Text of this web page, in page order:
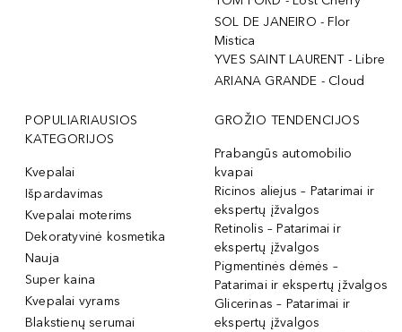
SOL DE JANEIRO - Flor
Mistica
YVES SAINT LAURENT - Libre
ARIANA GRANDE - Cloud
POPULIARIAUSIOS
KATEGORIJOS
Kvepalai
Išpardavimas
Kvepalai moterims
Dekoratyvinė kosmetika
Nauja
Super kaina
Kvepalai vyrams
Blakstienų serumai
GROŽIO TENDENCIJOS
Prabangūs automobilio
kvapai
Ricinos aliejus – Patarimai ir
ekspertų įžvalgos
Retinolis – Patarimai ir
ekspertų įžvalgos
Pigmentinės dėmės –
Patarimai ir ekspertų įžvalgos
Glicerinas – Patarimai ir
ekspertų įžvalgos